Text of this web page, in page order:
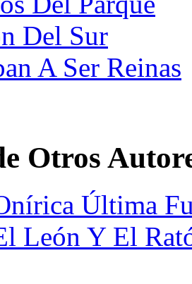
Del Sur
A Ser Reinas
Otros
Última
León Y El